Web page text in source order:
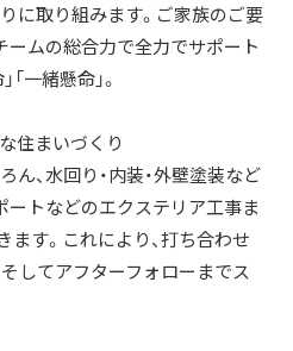
に取り組みます。ご家族のご要
ームの総合力で全力でサポート
一緒懸命」。
住まいづくり
、水回り・内装・外壁塗装など
ートなどのエクステリア工事ま
ます。これにより、打ち合わせ
してアフターフォローまでス